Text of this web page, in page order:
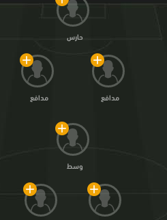
حارس
مدافع
مدافع
وسط